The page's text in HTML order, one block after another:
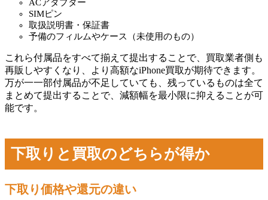
ACアダプター
SIMピン
取扱説明書・保証書
予備のフィルムやケース（未使用のもの）
これら付属品をすべて揃えて提出することで、買取業者側も
再販しやすくなり、より高額なiPhone買取が期待できます。
万が一一部付属品が不足していても、残っているものは全て
まとめて提出することで、減額幅を最小限に抑えることが可
能です。
下取りと買取のどちらが得か
下取り価格や還元の違い